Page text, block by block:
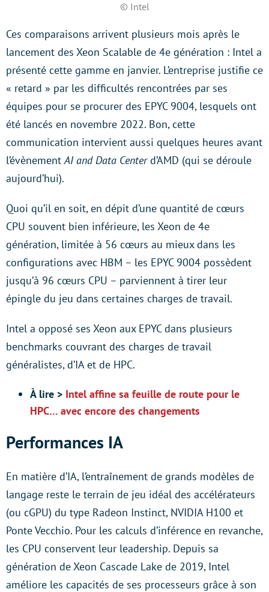
© Intel
Ces comparaisons arrivent plusieurs mois après le
lancement des Xeon Scalable de 4e génération : Intel a
présenté cette gamme en janvier. L’entreprise justifie ce
« retard » par les difficultés rencontrées par ses
équipes pour se procurer des EPYC 9004, lesquels ont
été lancés en novembre 2022. Bon, cette
communication intervient aussi quelques heures avant
l’évènementAI and Data Centerd’AMD (qui se déroule
aujourd’hui).
Quoi qu’il en soit, en dépit d’une quantité de cœurs
CPU souvent bien inférieure, les Xeon de 4e
génération, limitée à 56 cœurs au mieux dans les
configurations avec HBM – les EPYC 9004 possèdent
jusqu’à 96 cœurs CPU – parviennent à tirer leur
épingle du jeu dans certaines charges de travail.
Intel a opposé ses Xeon aux EPYC dans plusieurs
benchmarks couvrant des charges de travail
généralistes, d’IA et de HPC.
À lire > Intel affine sa feuille de route pour le
HPC… avec encore des changements
Performances IA
En matière d’IA, l’entraînement de grands modèles de
langage reste le terrain de jeu idéal des accélérateurs
(ou cGPU) du type Radeon Instinct, NVIDIA H100 et
Ponte Vecchio. Pour les calculs d’inférence en revanche,
les CPU conservent leur leadership. Depuis sa
génération de Xeon Cascade Lake de 2019, Intel
améliore les capacités de ses processeurs grâce à son